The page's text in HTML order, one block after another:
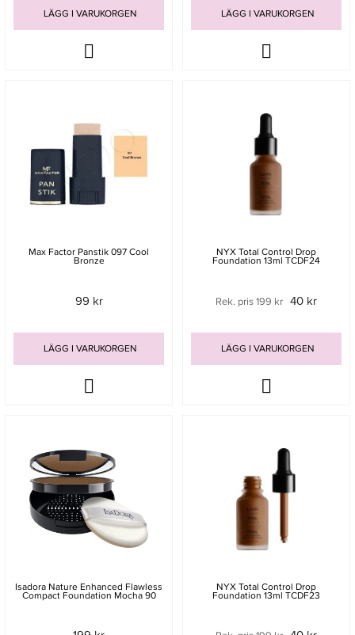
LÄGG I VARUKORGEN LÄGG I VARUKORGEN
Max Factor Panstik 097 Cool
Bronze
99 kr
LÄGG I VARUKORGEN
NYX Total Control Drop
Foundation 13ml TCDF24
Rek. pris 199 kr 40 kr
LÄGG I VARUKORGEN
Isadora Nature Enhanced Flawless
Compact Foundation Mocha 90
NYX Total Control Drop
Foundation 13ml TCDF23